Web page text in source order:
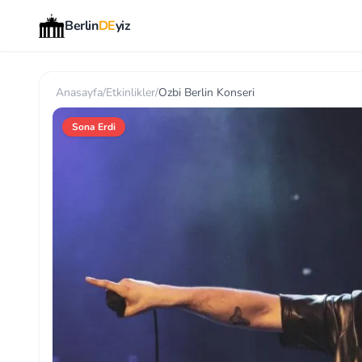
BerlinDEyiz
Anasayfa/Etkinlikler/Ozbi Berlin Konseri
Sona Erdi